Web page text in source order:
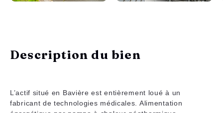
Description du bien
L’actif situé en Bavière est entièrement loué à un
fabricant de technologies médicales. Alimentation